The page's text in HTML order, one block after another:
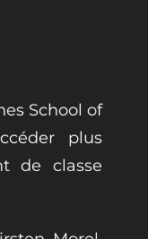
School of
plus
de classe